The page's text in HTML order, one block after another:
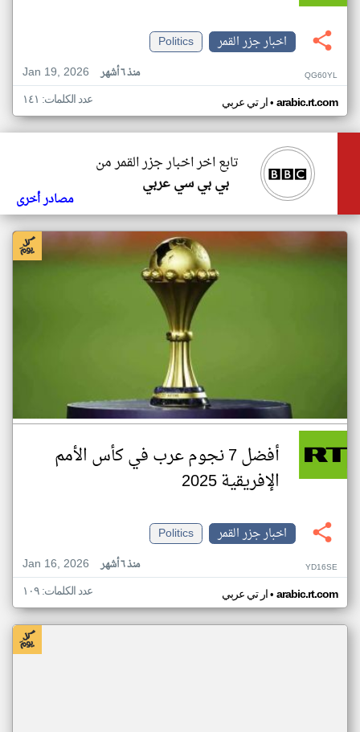
اخبار جزر القمر
Politics
Jan 19, 2026
منذ ٦ أشهر QG60YL
ار تي عربي• arabic.rt.com عدد الكلمات: ١٤١
تابع اخر اخبار جزر القمر من
بي بي سي عربي
مصادر أخرى
أفضل 7 نجوم عرب في كأس الأمم
الإفريقية 2025
اخبار جزر القمر
Politics
Jan 16, 2026
منذ ٦ أشهر YD16SE
ار تي عربي• arabic.rt.com عدد الكلمات: ١٠٩